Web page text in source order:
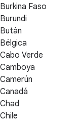
Burkina Faso
Burundi
Bután
Bélgica
Cabo Verde
Camboya
Camerún
Canadá
Chad
Chile